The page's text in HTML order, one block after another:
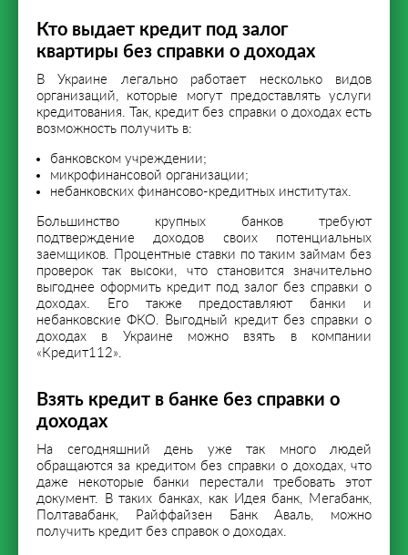
Кто выдает кредит под залог
квартиры без справки о доходах
В Украине легально работает несколько видов
организаций, которые могут предоставлять услуги
кредитования. Так, кредит без справки о доходах есть
возможность получить в:
банковском учреждении;
микрофинансовой организации;
небанковских финансово-кредитных институтах.
Большинство крупных банков требуют
подтверждение доходов своих потенциальных
заемщиков. Процентные ставки по таким займам без
проверок так высоки, что становится значительно
выгоднее оформить кредит под залог без справки о
доходах. Его также предоставляют банки и
небанковские ФКО. Выгодный кредит без справки о
доходах в Украине можно взять в компании
«Кредит112».
Взять кредит в банке без справки о
доходах
На сегодняшний день уже так много людей
обращаются за кредитом без справки о доходах, что
даже некоторые банки перестали требовать этот
документ. В таких банках, как Идея банк, Мегабанк,
Полтавабанк, Райффайзен Банк Аваль, можно
получить кредит без справок о доходах.